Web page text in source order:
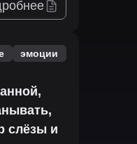
эмоции
слёзы и